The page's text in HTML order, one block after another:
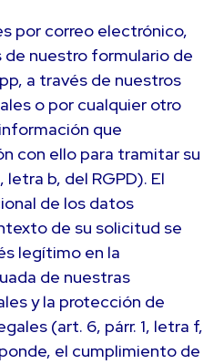
por correo electrónico,
nuestro formulario de
a través de nuestros
o por cualquier otro
que
con ello para tramitar su
letra b, del RGPD). El
de los datos
de su solicitud se
legítimo en la
de nuestras
y la protección de
(art. 6, párr. 1, letra f,
el cumplimiento de